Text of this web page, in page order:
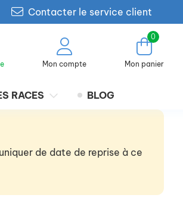
Contacter le service client
Mon compte
0
Mon panier
RACES BLOG
de date de reprise à ce